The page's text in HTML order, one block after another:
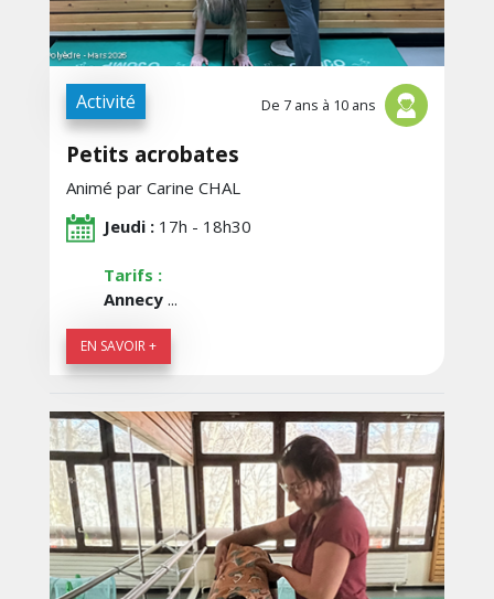
Activité De 7 ans à 10 ans
Petits acrobates
Animé par Carine CHAL
Jeudi : 17h - 18h30
Tarifs :
Annecy ...
EN SAVOIR +